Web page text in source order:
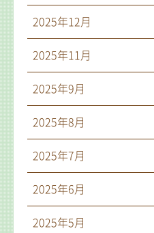
2025年12月
2025年11月
2025年9月
2025年8月
2025年7月
2025年6月
2025年5月